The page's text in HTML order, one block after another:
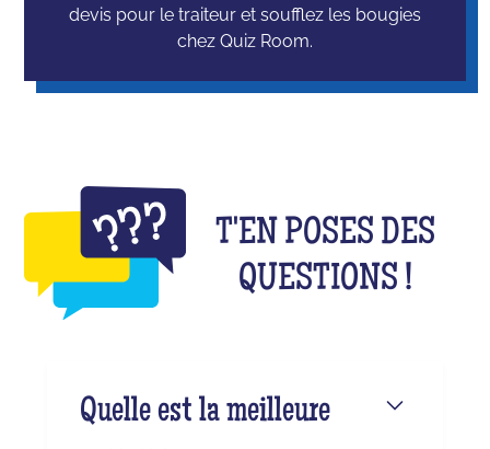
devis pour le traiteur et soufflez les bougies
chez Quiz Room.
T'EN POSES DES
QUESTIONS !
Quelle est la meilleure